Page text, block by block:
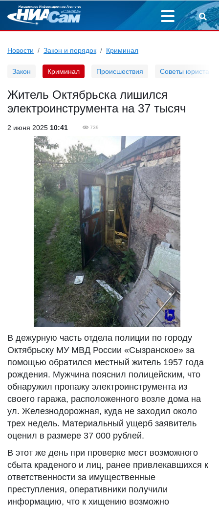
Новости Закон и порядок Криминал
Закон Криминал Происшествия Советы юриста
Житель Октябрьска лишился
электроинструмента на 37 тысяч
2 июня 2025 10:41 739
В дежурную часть отдела полиции по городу
Октябрьску МУ МВД России «Сызранское» за
помощью обратился местный житель 1957 года
рождения. Мужчина пояснил полицейским, что
обнаружил пропажу электроинструмента из
своего гаража, расположенного возле дома на
ул. Железнодорожная, куда не заходил около
трех недель. Материальный ущерб заявитель
оценил в размере 37 000 рублей.
В этот же день при проверке мест возможного
сбыта краденого и лиц, ранее привлекавшихся к
ответственности за имущественные
преступления, оперативники получили
информацию, что к хищению возможно